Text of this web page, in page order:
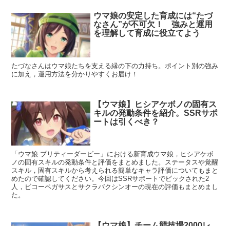
ウマ娘の安定した育成には“たづ
なさん”が不可欠！ 強みと運用
を理解して育成に役立てよう
たづなさんはウマ娘たちを支える縁の下の力持ち。ポイント別の強み
に加え，運用方法を分かりやすくお届け！
【ウマ娘】ヒシアケボノの固有ス
キルの発動条件を紹介。SSRサポ
ートは引くべき？
「ウマ娘 プリティーダービー」における新育成ウマ娘，ヒシアケボ
ノの固有スキルの発動条件と評価をまとめました。ステータスや覚醒
スキル，固有スキルから考えられる簡単なキャラ評価についてもまと
めたので確認してください。今回はSSRサポートでピックされた2
人，ビコーペガサスとサクラバクシンオーの現在の評価もまとめまし
た。